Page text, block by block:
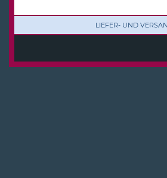
LIEFER- UND